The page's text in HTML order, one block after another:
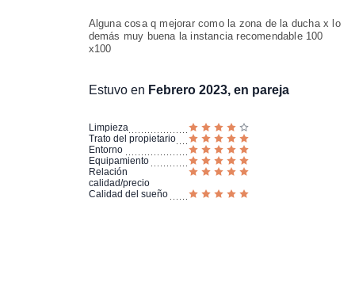
Alguna cosa q mejorar como la zona de la ducha x lo
demás muy buena la instancia recomendable 100
x100
Estuvo en Febrero 2023, en pareja
Limpieza
Trato del propietario
Entorno
Equipamiento
Relación
calidad/precio
Calidad del sueño